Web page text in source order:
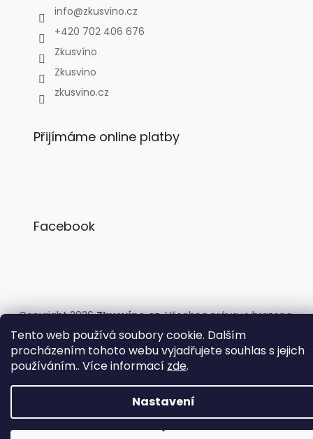
Tento web používá soubory cookie. Dalším
procházením tohoto webu vyjadřujete souhlas s jejich
používáním.. Více informací zde.
Nastavení
info@zkusvino.cz
+420 702 406 676
Zkusvíno
Zkusvino
zkusvino.cz
Přijímáme online platby
Facebook
Copyright 2026Zkusvíno.cz. Všechna práva vyhrazena.